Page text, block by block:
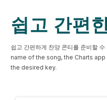
쉽고 간편
쉽고 간편하게 찬양 콘티를 준비할
name of the song, the Charts
the desired key.